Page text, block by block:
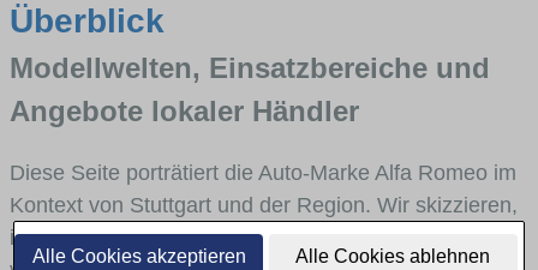
Alle Cookies akzeptieren Alle Cookies ablehnen
Überblick
Modellwelten, Einsatzbereiche und
Angebote lokaler Händler
Diese Seite porträtiert die Auto-Marke Alfa Romeo im
Kontext von Stuttgart und der Region. Wir skizzieren,
in welchen Fahrzeugklassen Alfa Romeo stark